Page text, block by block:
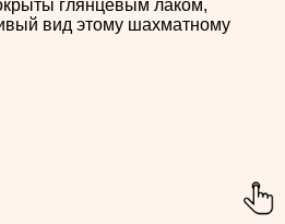
глянцевым лаком,
вид этому шахматному